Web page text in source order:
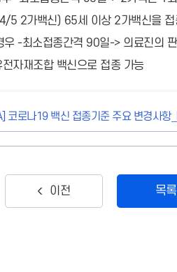
5 2가백신) 65세 이상 2가백신을
-최소접종간격 90일-> 의료진의
자재조합 백신으로 접종 가능
코로나19 백신 접종기준 주요 변경사항
이전 목록